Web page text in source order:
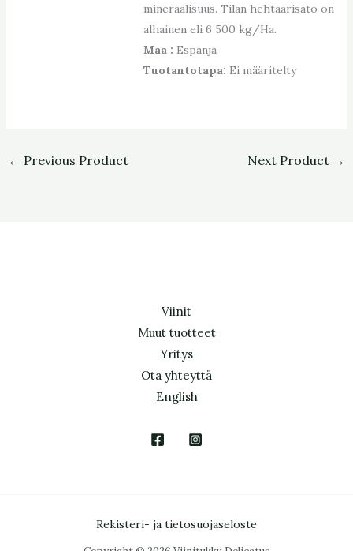
mineraalisuus. Tilan hehtaarisato on
alhainen eli 6 500 kg/Ha.
Maa : Espanja
Tuotantotapa: Ei määritelty
← Previous Product Next Product →
Viinit
Muut tuotteet
Yritys
Ota yhteyttä
English
Rekisteri- ja tietosuojaseloste